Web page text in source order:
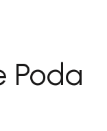
Poda